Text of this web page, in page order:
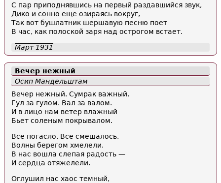
С пар приподнявшись на первый раздавшийся звук,
Дико и сонно еще озираясь вокруг,
Так вот бушлатник шершавую песню поет
В час, как полоской заря над острогом встает.
Март 1931
Вечер нежный
Осип Мандельштам
Вечер нежный. Сумрак важный.
Гул за гулом. Вал за валом.
И в лицо нам ветер влажный
Бьет соленым покрывалом.
Все погасло. Все смешалось.
Волны берегом хмелели.
В нас вошла слепая радость —
И сердца отяжелели.
Оглушил нас хаос темный,